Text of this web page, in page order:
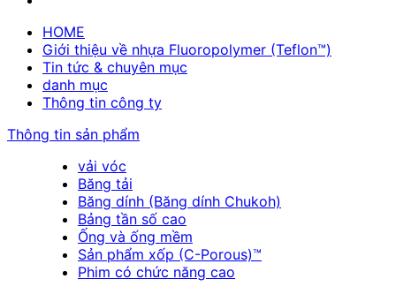
HOME
Giới thiệu về nhựa Fluoropolymer (Teflon™)
Tin tức & chuyên mục
danh mục
Thông tin công ty
Thông tin sản phẩm
vải vóc
Băng tải
Băng dính (Băng dính Chukoh)
Bảng tần số cao
Ống và ống mềm
Sản phẩm xốp (C-Porous)™
Phim có chức năng cao